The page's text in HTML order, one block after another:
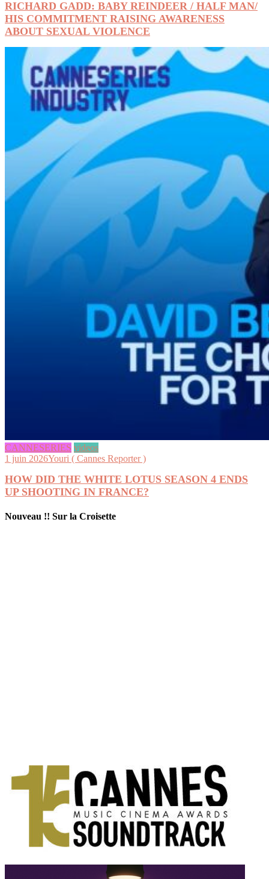
RICHARD GADD: BABY REINDEER / HALF MAN/
HIS COMMITMENT RAISING AWARENESS
ABOUT SEXUAL VIOLENCE
CANNESERIES videos
1 juin 2026Youri ( Cannes Reporter )
HOW DID THE WHITE LOTUS SEASON 4 ENDS
UP SHOOTING IN FRANCE?
Nouveau !! Sur la Croisette